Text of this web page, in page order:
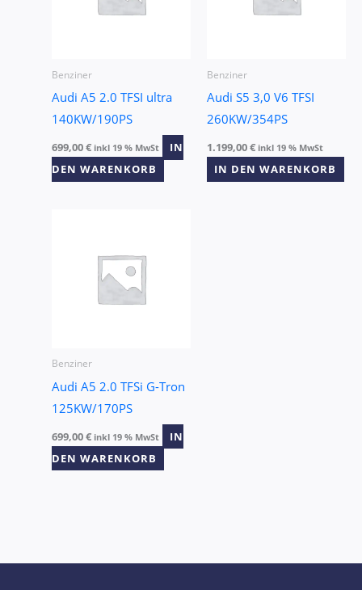
Benziner
Audi A5 2.0 TFSI ultra
140KW/190PS
699,00€ inkl 19 % MwSt
IN
DEN WARENKORB
Benziner
Audi S5 3,0 V6 TFSI
260KW/354PS
1.199,00€ inkl 19 % MwSt
IN DEN WARENKORB
Benziner
Audi A5 2.0 TFSi G-Tron⁠
125KW/170PS
699,00€ inkl 19 % MwSt
IN
DEN WARENKORB